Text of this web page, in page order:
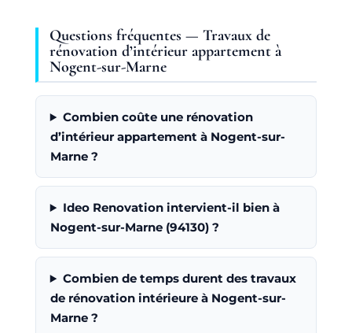
Questions fréquentes — Travaux de
rénovation d’intérieur appartement à
Nogent-sur-Marne
Combien coûte une rénovation
d’intérieur appartement à Nogent-sur-
Marne ?
Ideo Renovation intervient-il bien à
Nogent-sur-Marne (94130) ?
Combien de temps durent des travaux
de rénovation intérieure à Nogent-sur-
Marne ?